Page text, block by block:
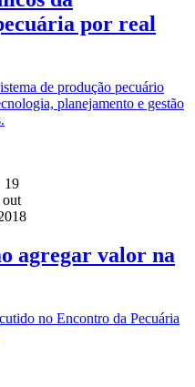
por real
de produção pecuário
planejamento e gestão
19
out
agregar valor na
no Encontro da Pecuária